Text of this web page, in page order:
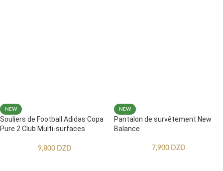
NEW
Souliers de Football Adidas Copa
Pure 2 Club Multi-surfaces
9,800 DZD
NEW
Pantalon de survêtement New
Balance
7,900 DZD